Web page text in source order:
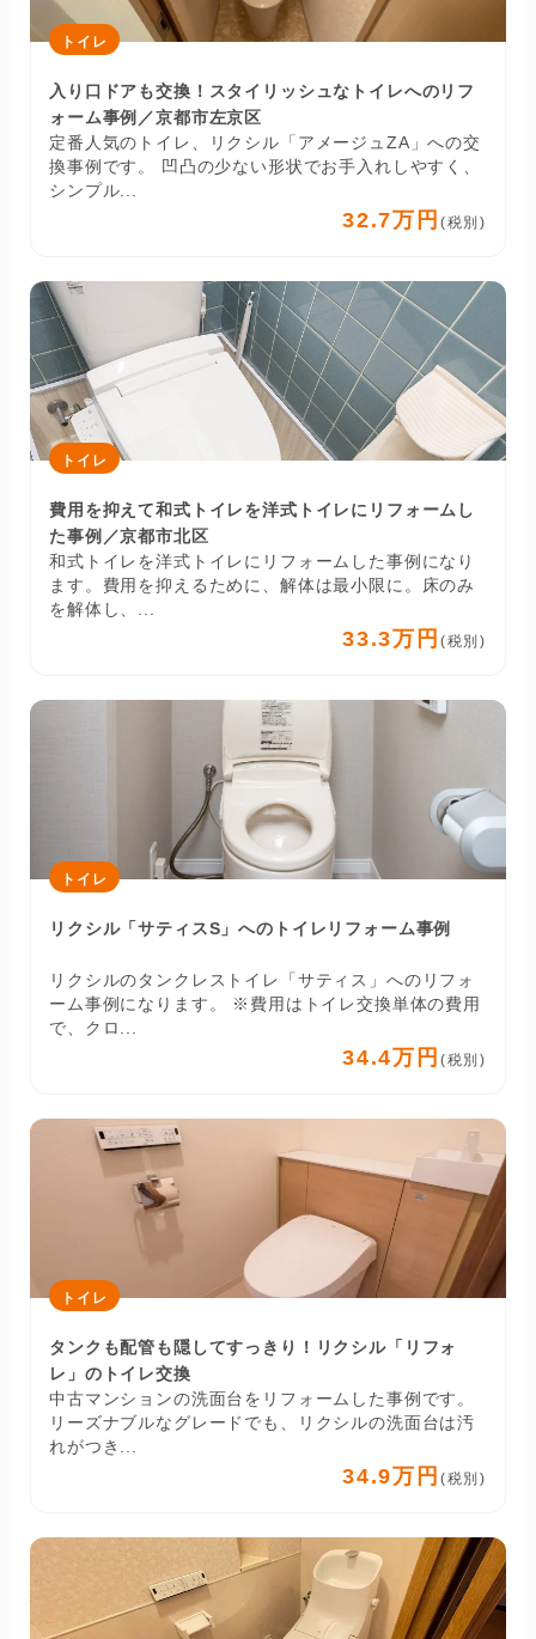
トイレ
入り口ドアも交換！スタイリッシュなトイレへのリフ
ォーム事例／京都市左京区
定番人気のトイレ、リクシル「アメージュZA」への交
換事例です。 凹凸の少ない形状でお手入れしやすく、
シンプル...
32.7万円 (税別)
トイレ
費用を抑えて和式トイレを洋式トイレにリフォームし
た事例／京都市北区
和式トイレを洋式トイレにリフォームした事例になり
ます。費用を抑えるために、解体は最小限に。床のみ
を解体し、...
33.3万円 (税別)
トイレ
リクシル「サティスS」へのトイレリフォーム事例
リクシルのタンクレストイレ「サティス」へのリフォ
ーム事例になります。 ※費用はトイレ交換単体の費用
で、クロ...
34.4万円 (税別)
トイレ
タンクも配管も隠してすっきり！リクシル「リフォ
レ」のトイレ交換
中古マンションの洗面台をリフォームした事例です。
リーズナブルなグレードでも、リクシルの洗面台は汚
れがつき...
34.9万円 (税別)